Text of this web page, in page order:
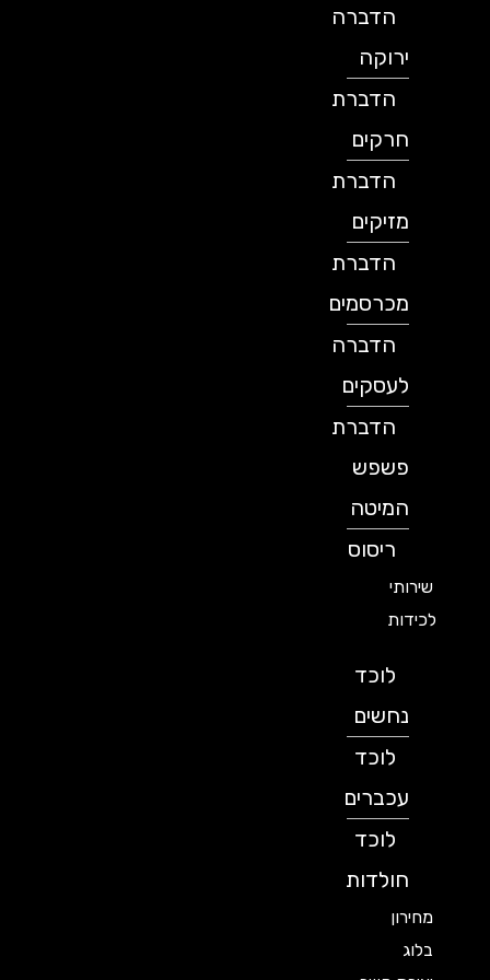
הדברה
ירוקה
הדברת
חרקים
הדברת
מזיקים
הדברת
מכרסמים
הדברה
לעסקים
הדברת
פשפש
המיטה
ריסוס
שירותי
לכידות
לוכד
נחשים
לוכד
עכברים
לוכד
חולדות
מחירון
בלוג